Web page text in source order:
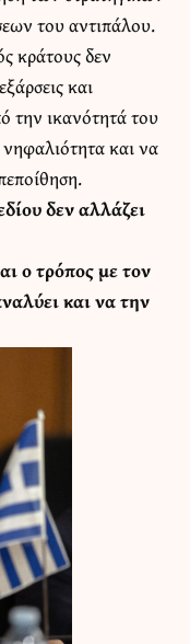
του αντιπάλου.
κράτους δεν
και
την ικανότητά του
και να
δεν αλλάζει
ο τρόπος με τον
και να την